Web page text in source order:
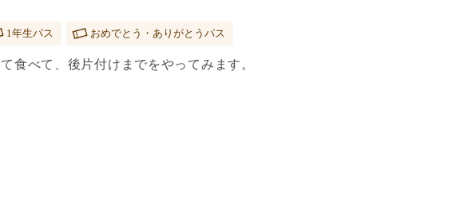
1年生パス おめでとう・ありがとうパス
食べて、後片付けまでをやってみます。